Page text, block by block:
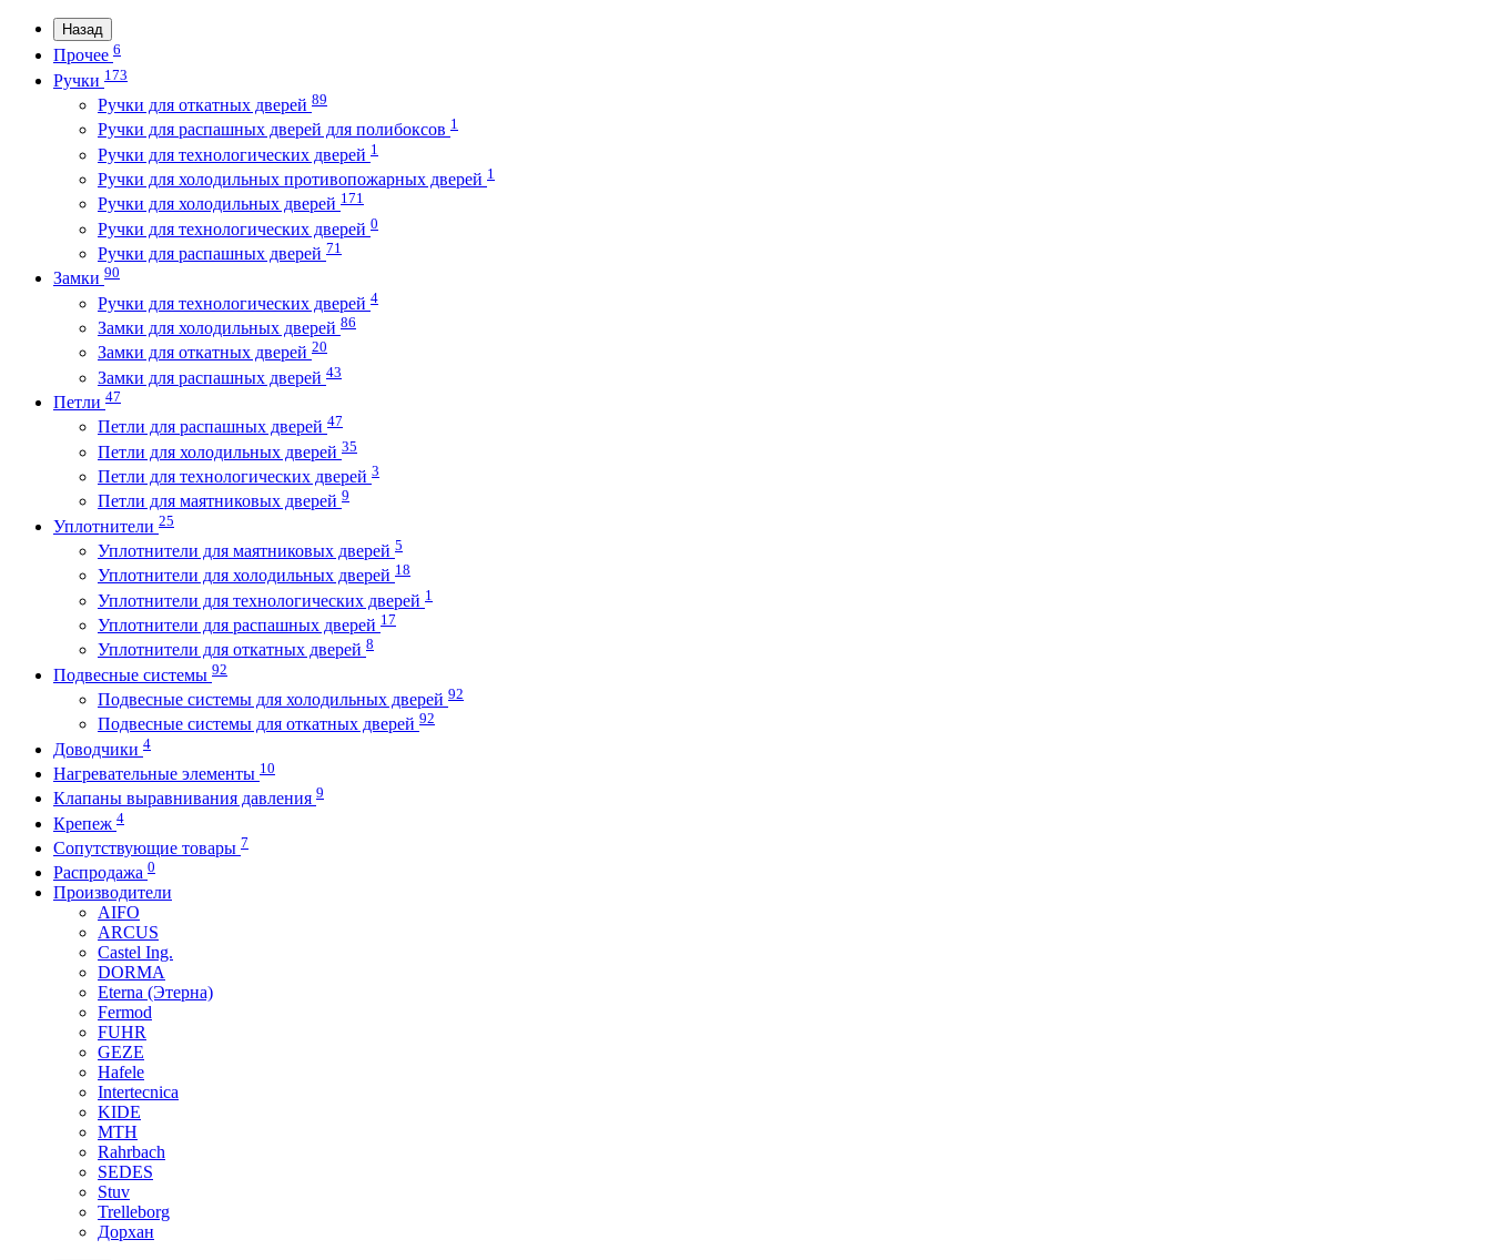
Назад
Прочее 6
Ручки 173
Ручки для откатных дверей 89
Ручки для распашных дверей для полибоксов 1
Ручки для технологических дверей 1
Ручки для холодильных противопожарных дверей 1
Ручки для холодильных дверей 171
Ручки для технологических дверей 0
Ручки для распашных дверей 71
Замки 90
Ручки для технологических дверей 4
Замки для холодильных дверей 86
Замки для откатных дверей 20
Замки для распашных дверей 43
Петли 47
Петли для распашных дверей 47
Петли для холодильных дверей 35
Петли для технологических дверей 3
Петли для маятниковых дверей 9
Уплотнители 25
Уплотнители для маятниковых дверей 5
Уплотнители для холодильных дверей 18
Уплотнители для технологических дверей 1
Уплотнители для распашных дверей 17
Уплотнители для откатных дверей 8
Подвесные системы 92
Подвесные системы для холодильных дверей 92
Подвесные системы для откатных дверей 92
Доводчики 4
Нагревательные элементы 10
Клапаны выравнивания давления 9
Крепеж 4
Сопутствующие товары 7
Распродажа 0
Производители
AIFO
ARCUS
Castel Ing.
DORMA
Eterna (Этерна)
Fermod
FUHR
GEZE
Hafele
Intertecnica
KIDE
MTH
Rahrbach
SEDES
Stuv
Trelleborg
Дорхан